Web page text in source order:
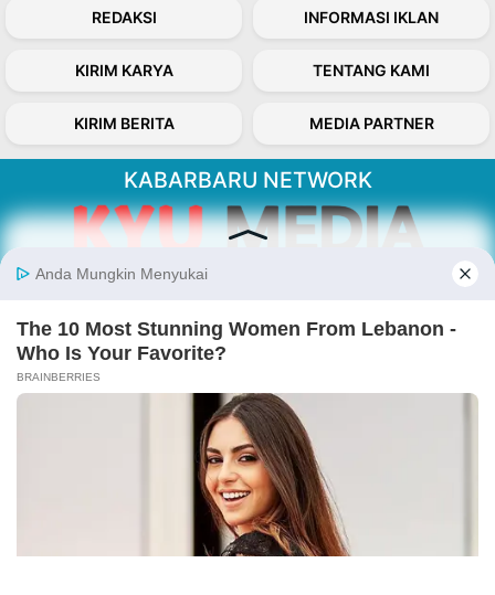
REDAKSI INFORMASI IKLAN
KIRIM KARYA TENTANG KAMI
KIRIM BERITA MEDIA PARTNER
KABARBARU NETWORK
Kabarbaru.co menyajikan berita aktual dan
Follow Kabarbaru